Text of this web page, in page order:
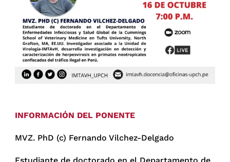
INFORMACIÓN DEL PONENTE
MVZ. PhD (c) Fernando Vilchez-Delgado